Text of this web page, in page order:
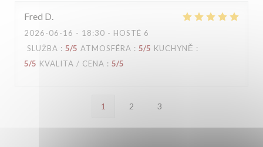
Fred D
2026-06-16 - 18:30 - HOSTÉ 6
SLUŽBA : 5/5 ATMOSFÉRA : 5/5 KUCHYNĚ :
5/5 KVALITA / CENA : 5/5
1 2 3